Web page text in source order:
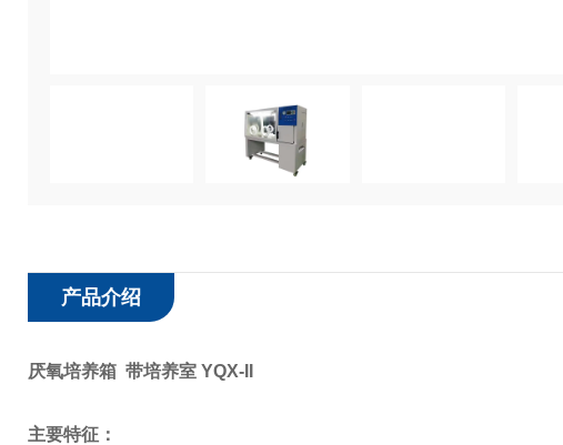
产品介绍
厌氧培养箱 带培养室 YQX-II
主要特征：